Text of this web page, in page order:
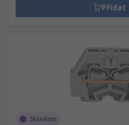
Přidat
Skladem